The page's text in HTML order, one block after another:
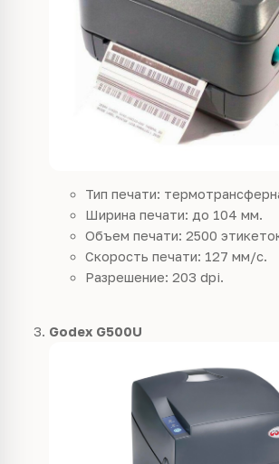
Тип печати:
Ширина печати: до 104 мм.
Объем печати: 2500
Скорость печати: 127 мм/с.
Разрешение: 203 dpi.
Godex G500U